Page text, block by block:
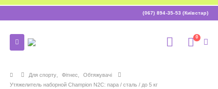
(067) 894-35-53 (Київстар)
0
Для спорту Фітнес
Обтяжувачі
Утяжелитель наборной Champion N2C: пара / сталь / до 5 кг